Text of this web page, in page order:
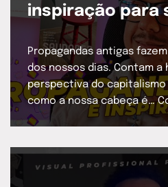
inspiração para
Propagandas antigas
dos nossos dias. Contam a
perspectiva do capitalismo
como a nossa cabeça é…